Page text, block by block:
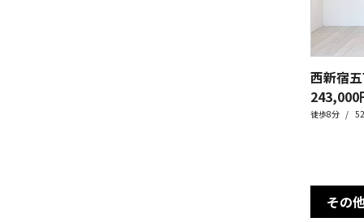
西新宿
243,000
徒歩8分
その